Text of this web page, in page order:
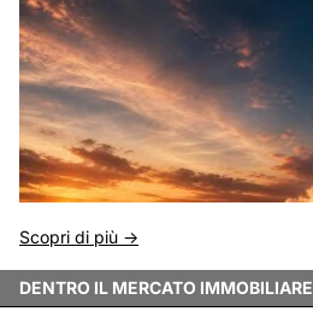
Scopri di più ->
DENTRO IL MERCATO IMMOBILIARE